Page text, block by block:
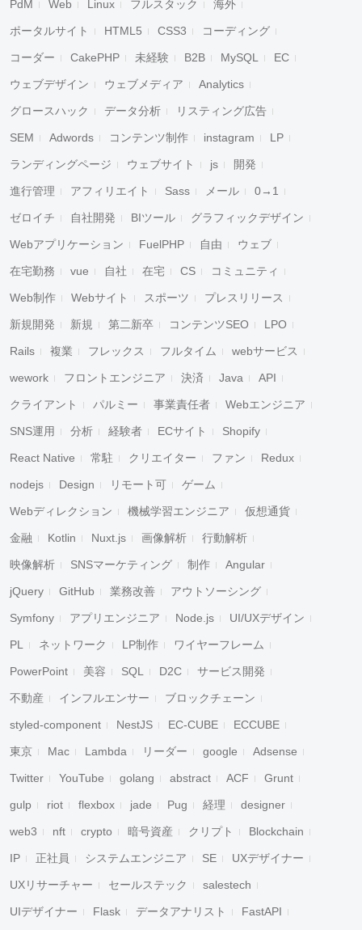
PdM Web Linux フルスタック 海外
ポータルサイト HTML5 CSS3 コーディング
コーダー CakePHP 未経験 B2B MySQL EC
ウェブデザイン ウェブメディア Analytics
グロースハック データ分析 リスティング広告
SEM Adwords コンテンツ制作 instagram LP
ランディングページ ウェブサイト js 開発
進行管理 アフィリエイト Sass メール 0→1
ゼロイチ 自社開発 BIツール グラフィックデザイン
Webアプリケーション FuelPHP 自由 ウェブ
在宅勤務 vue 自社 在宅 CS コミュニティ
Web制作 Webサイト スポーツ プレスリリース
新規開発 新規 第二新卒 コンテンツSEO LPO
Rails 複業 フレックス フルタイム webサービス
wework フロントエンジニア 決済 Java API
クライアント パルミー 事業責任者 Webエンジニア
SNS運用 分析 経験者 ECサイト Shopify
React Native 常駐 クリエイター ファン Redux
nodejs Design リモート可 ゲーム
Webディレクション 機械学習エンジニア 仮想通貨
金融 Kotlin Nuxt.js 画像解析 行動解析
映像解析 SNSマーケティング 制作 Angular
jQuery GitHub 業務改善 アウトソーシング
Symfony アプリエンジニア Node.js UI/UXデザイン
PL ネットワーク LP制作 ワイヤーフレーム
PowerPoint 美容 SQL D2C サービス開発
不動産 インフルエンサー ブロックチェーン
styled-component NestJS EC-CUBE ECCUBE
東京 Mac Lambda リーダー google Adsense
Twitter YouTube golang abstract ACF Grunt
gulp riot flexbox jade Pug 経理 designer
web3 nft crypto 暗号資産 クリプト Blockchain
IP 正社員 システムエンジニア SE UXデザイナー
UXリサーチャー セールステック salestech
UIデザイナー Flask データアナリスト FastAPI